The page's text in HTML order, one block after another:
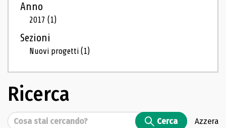
Anno
2017(1)
Sezioni
Nuovi progetti(1)
Ricerca
Cerca Cerca Azzera